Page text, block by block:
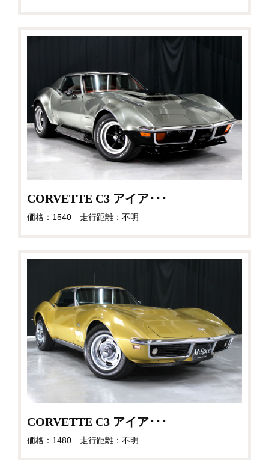
CORVETTE C3 アイア･･･
価格：1540 走行距離：不明
CORVETTE C3 アイア･･･
価格：1480 走行距離：不明